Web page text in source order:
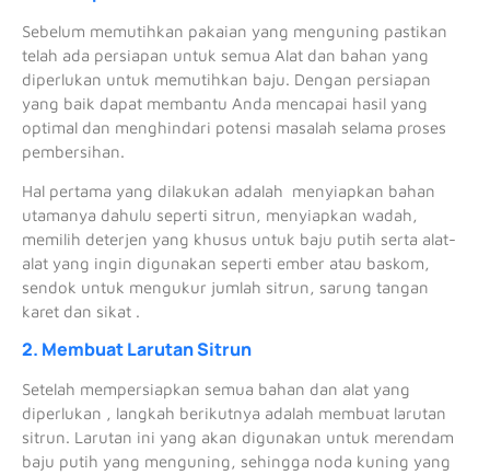
Sebelum memutihkan pakaian yang menguning pastikan
telah ada persiapan untuk semua Alat dan bahan yang
diperlukan untuk memutihkan baju. Dengan persiapan
yang baik dapat membantu Anda mencapai hasil yang
optimal dan menghindari potensi masalah selama proses
pembersihan.
Hal pertama yang dilakukan adalah menyiapkan bahan
utamanya dahulu seperti sitrun, menyiapkan wadah,
memilih deterjen yang khusus untuk baju putih serta alat-
alat yang ingin digunakan seperti ember atau baskom,
sendok untuk mengukur jumlah sitrun, sarung tangan
karet dan sikat .
2. Membuat Larutan Sitrun
Setelah mempersiapkan semua bahan dan alat yang
diperlukan , langkah berikutnya adalah membuat larutan
sitrun. Larutan ini yang akan digunakan untuk merendam
baju putih yang menguning, sehingga noda kuning yang